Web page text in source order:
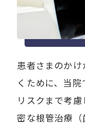
患者さまのか
くために、当
リスクまで考
密な根管治療